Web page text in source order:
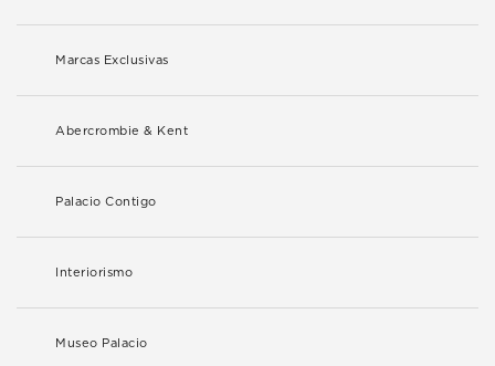
Marcas Exclusivas
Abercrombie & Kent
Palacio Contigo
Interiorismo
Museo Palacio